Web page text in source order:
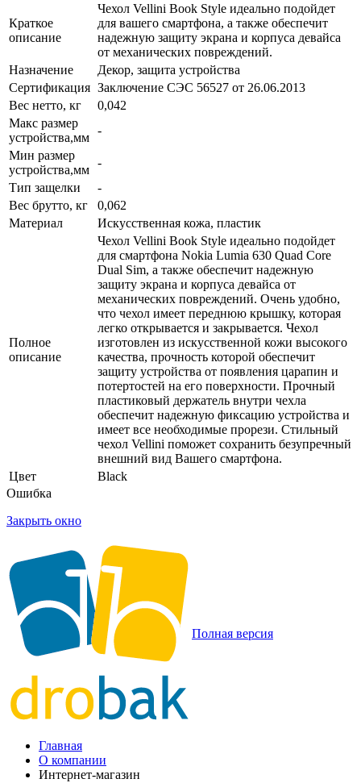
Краткое
описание
Чехол Vellini Book Style идеально подойдет
для вашего смартфона, а также обеспечит
надежную защиту экрана и корпуса девайса
от механических повреждений.
Назначение
Декор, защита устройства
Сертификация Заключение СЭС 56527 от 26.06.2013
Вес нетто, кг
0,042
Макс размер
устройства,мм
-
Мин размер
устройства,мм
-
Тип защелки
-
Вес брутто, кг
0,062
Материал
Искусственная кожа, пластик
Полное
описание
Чехол Vellini Book Style идеально подойдет
для смартфона Nokia Lumia 630 Quad Core
Dual Sim, а также обеспечит надежную
защиту экрана и корпуса девайса от
механических повреждений. Очень удобно,
что чехол имеет переднюю крышку, которая
легко открывается и закрывается. Чехол
изготовлен из искусственной кожи высокого
качества, прочность которой обеспечит
защиту устройства от появления царапин и
потертостей на его поверхности. Прочный
пластиковый держатель внутри чехла
обеспечит надежную фиксацию устройства и
имеет все необходимые прорези. Стильный
чехол Vellini поможет сохранить безупречный
внешний вид Вашего смартфона.
Цвет
Black
Ошибка
Закрыть окно
Полная версия
Главная
О компании
Интернет-магазин